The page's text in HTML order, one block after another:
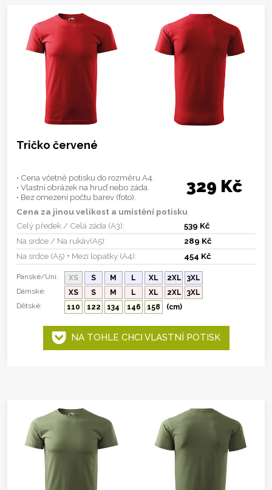
Tričko červené
• Cena včetně potisku do rozměru A4.
• Vlastní obrázek na hruď nebo záda.
• Bez omezení počtu barev (foto).
329 Kč
Cena za jinou velikost a umístění potisku
Celý předek / Celá záda (A3):
539 Kč
Na srdce / Na rukáv(A5):
289 Kč
Na srdce (A5) + Mezi lopatky (A4):
454 Kč
Pánské/Uni: XS S M L XL 2XL
3XL
Dámské:
XS S M L XL 2XL
3XL
Dětské:
110 122 134 146 158 (cm)
NA TOHLE CHCI VLASTNÍ POTISK